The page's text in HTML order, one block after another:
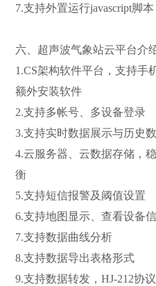
7.支持外置运行javascript脚本
六、超声波气象站云平台介
1.CS架构软件平台，支持手
额外安装软件
2.支持多帐号、多设备登录
3.支持实时数据展示与历史
4.云服务器、云数据存储，
衡
5.支持短信报警及阈值设置
6.支持地图显示、查看设备信
7.支持数据曲线分析
8.支持数据导出表格形式
9.支持数据转发，HJ-212协